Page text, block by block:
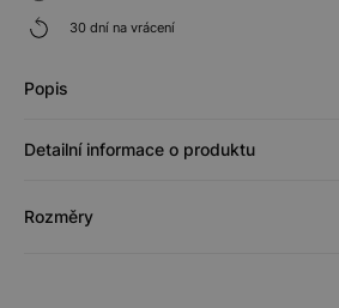
30 dní na vrácení
Popis
Detailní informace o produktu
Rozměry